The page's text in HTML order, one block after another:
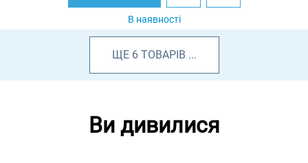
В наявності
ЩЕ 6 ТОВАРІВ ...
Ви дивилися